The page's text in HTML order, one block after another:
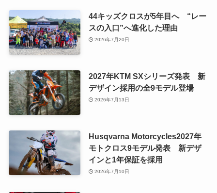
44キッズクロスが5年目へ “レー
スの入口”へ進化した理由
2026年7月20日
2027年KTM SXシリーズ発表 新
デザイン採用の全9モデル登場
2026年7月13日
Husqvarna Motorcycles2027年
モトクロス9モデル発表 新デザ
インと1年保証を採用
2026年7月10日